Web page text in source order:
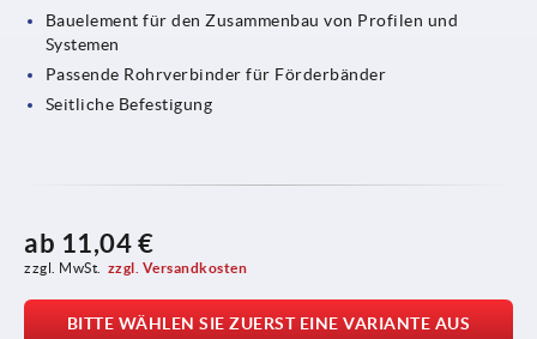
Bauelement für den Zusammenbau von Profilen und
Systemen
Passende Rohrverbinder für Förderbänder
Seitliche Befestigung
ab 11,04 €
zzgl. MwSt. zzgl. Versandkosten
BITTE WÄHLEN SIE ZUERST EINE VARIANTE AUS